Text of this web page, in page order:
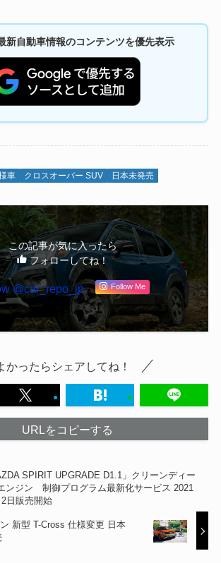
新自動車情報のコンテンツを優先表示
車 クロスオーバー SUV 日本未発売
この記事が気に入ったら
フォローしてね！
@car_repo_jp Follow Me
かったらシェアしてね！
URLをコピーする
SPIRIT UPGRADE D1.1」クリーンディー
ンジン 制御プログラム最新化サービス 2021
日販売開始
新型 T-Cross 仕様変更 日本